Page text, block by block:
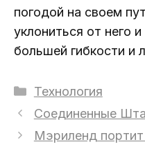
погодой на своем
уклониться от него
большей гибкости и
Рубрики
Технология
Соединенные
Мэриленд